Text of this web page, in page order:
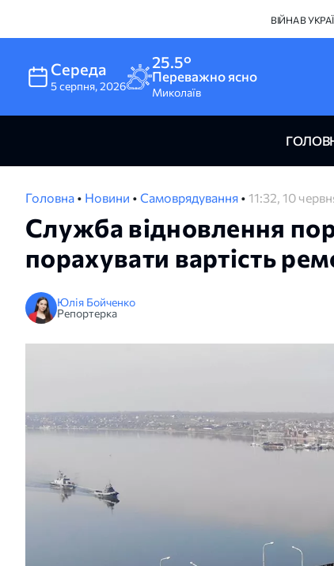
ВІЙНА В
Середа
5серпня,2026
25.5°
Переважно ясно
Миколаїв
Головна • Новини • Самоврядування • 11:32, 10
Служба відновлення
порахувати вартість
Юлія Бойченко
Репортерка